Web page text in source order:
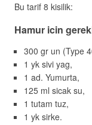
Bu tarif 8 kisilik:
Hamur icin
300 gr un (Type
1 yk sivi yag,
1 ad. Yumurta,
125 ml sicak su,
1 tutam tuz,
1 yk sirke.